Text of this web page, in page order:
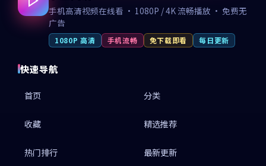
手机高清视频在线看 · 1080P / 4K 流畅播放 · 免费无
广告
1080P 高清 手机流畅 免下载即看 每日更新
快速导航
首页 分类
收藏 精选推荐
热门排行 最新更新